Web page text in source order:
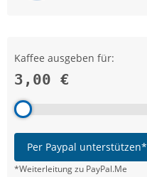
Kaffee ausgeben für:
3,00 €
Per Paypal unterstützen*
*Weiterleitung zu PayPal.Me